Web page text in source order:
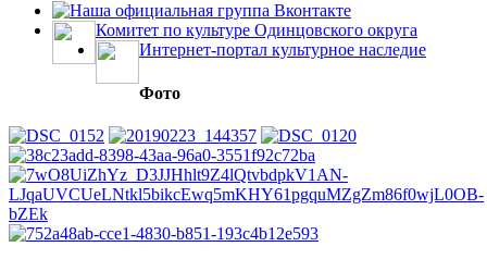
Наша официальная группа Вконтакте
Комитет по культуре Одинцовского округа
Интернет-портал культурное наследие
Фото